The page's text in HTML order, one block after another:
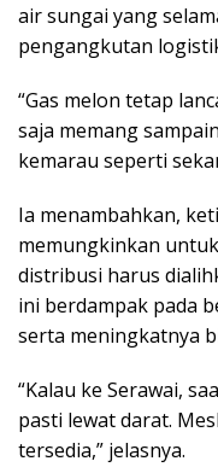
air sungai yang
pengangkutan
“Gas melon tetap
saja memang
kemarau seperti
Ia menambahkan,
memungkinkan
distribusi harus
ini berdampak pada
serta meningkatnya
“Kalau ke Serawai,
pasti lewat darat.
tersedia,” jelasnya.